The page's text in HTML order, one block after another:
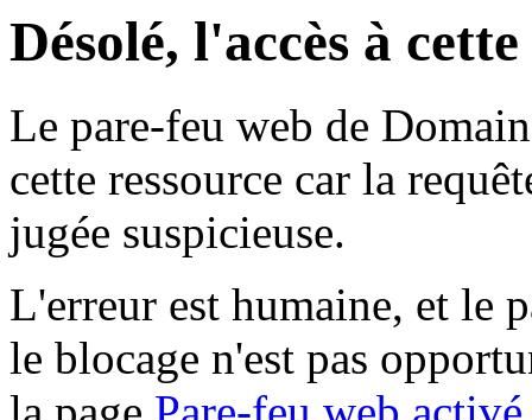
Désolé, l'accès à
Le pare-feu web de
cette ressource car la
jugée suspicieuse.
L'erreur est humaine, et le
le blocage n'est pas